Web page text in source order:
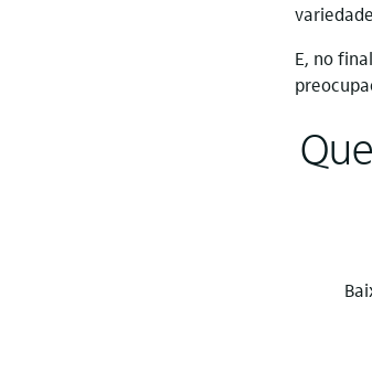
E, no